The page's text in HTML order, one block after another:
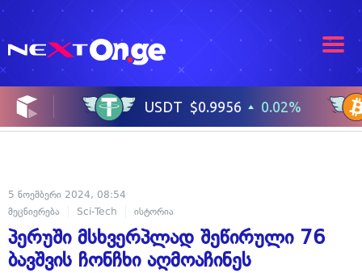
5 ნოემბერი 2024, 08:54
მეცნიერება
Sci-Tech ისტორია
პერუში მსხვერპლად შეწირული 76
ბავშვის ჩონჩხი აღმოაჩინეს